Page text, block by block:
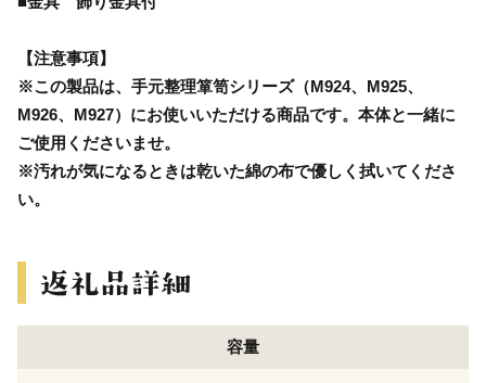
【注意事項】
※この製品は、手元整理箪笥シリーズ（M924、M925、
M926、M927）にお使いいただける商品です。本体と一緒に
ご使用くださいませ。
※汚れが気になるときは乾いた綿の布で優しく拭いてくださ
い。
容量